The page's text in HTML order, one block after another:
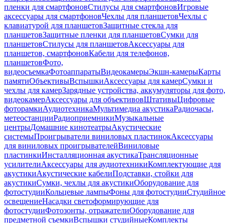
пленки для смартфоновСтилусы для смартфоновИгровые
аксессуары для смартфоновЧехлы для планшетовЧехлы с
клавиатурой для планшетовЗащитные стекла для
планшетовЗащитные пленки для планшетовСумки для
планшетовСтилусы для планшетовАксессуары для
планшетов, смартфоновКабели для телефонов,
планшетовФото,
видеосъемкаФотоаппаратыВидеокамерыЭкшн-камерыКарты
памятиОбъективыВспышкиАксессуары для камерСумки и
чехлы для камерЗарядные устройства, аккумуляторы для фото,
видеокамерАксессуары для объективовШтативыЦифровые
фоторамкиАудиотехникаМультимедиа акустикаРадиочасы,
метеостанцииРадиоприемникиМузыкальные
центрыДомашние кинотеатрыАкустические
системыПроигрыватели виниловых пластинокАксессуары
для виниловых проигрывателейВиниловые
пластинкиИнсталляционная акустикаТрансляционные
усилителиАксессуары для аудиотехникиКомплектующие для
акустикиАкустические кабелиПодставки, стойки для
акустикиСумки, чехлы для акустикиОборудование для
фотостудииКольцевые лампыФоны для фотостудииСтудийное
освещениеНасадки светоформирующие для
фотостудииФотозонты, отражателиОборудование для
предметной съемкиВспышки студийныеКомплекты